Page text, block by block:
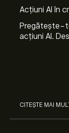
Acțiuni AI în
Pregătește-
acțiuni AI.
CITEȘTE MAI